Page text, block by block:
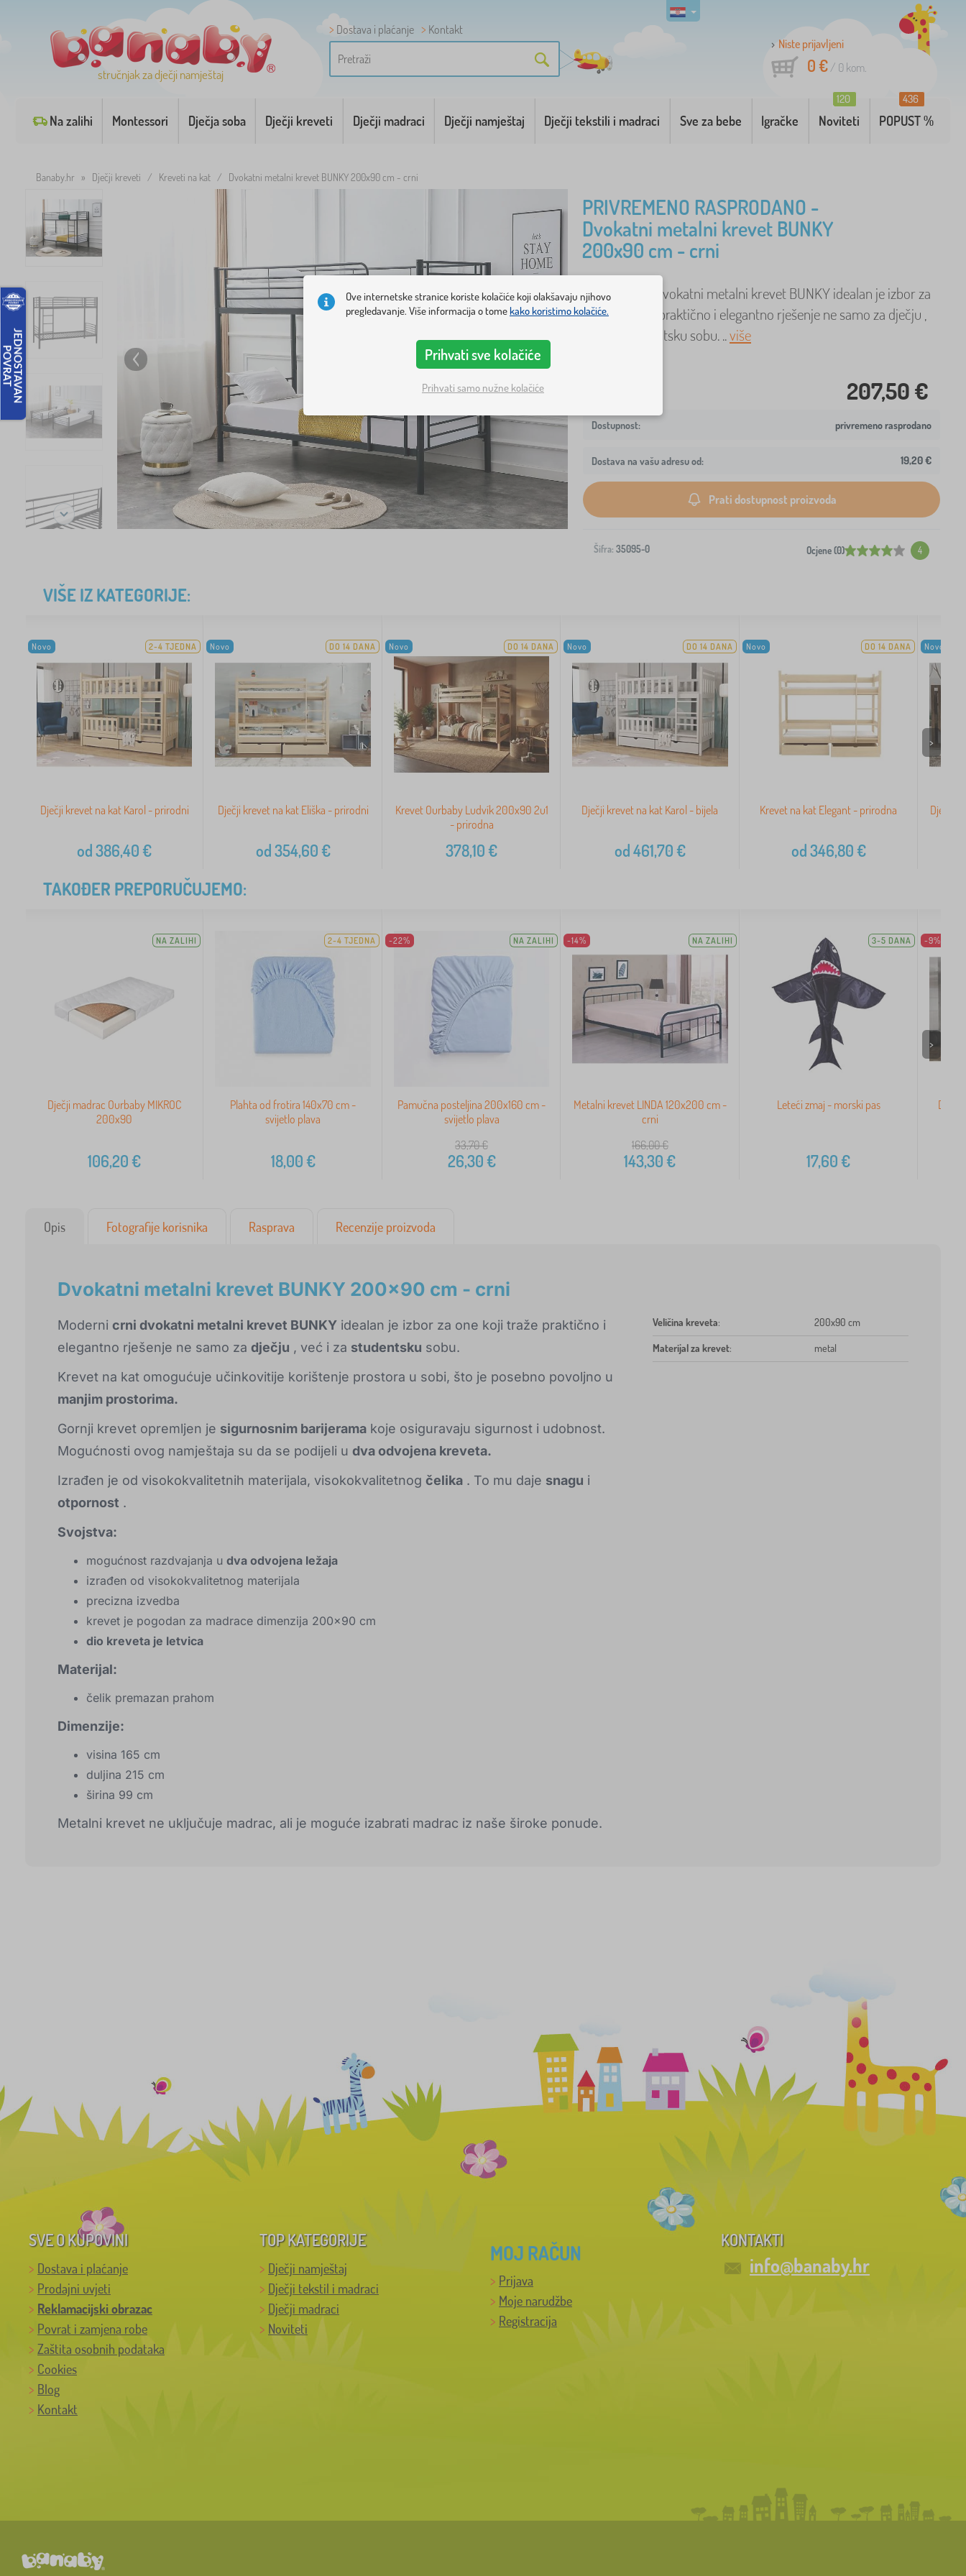
stručnjak za dječji namještaj
Dostava i plaćanje
Kontakt
Niste prijavljeni
0 €/ 0 kom.
Na zalihi Montessori Dječja soba Dječji kreveti Dječji madraci Dječji namještaj Dječji tekstili i madraci Sve za bebe Igračke Noviteti
120
POPUST %
436
Banaby.hr » Dječji kreveti / Kreveti na kat / Dvokatni metalni krevet BUNKY 200x90 cm - crni
PRIVREMENO RASPRODANO -
Dvokatni metalni krevet BUNKY
200x90 cm - crni
Moderni crni dvokatni metalni krevet BUNKY idealan je izbor za
one koji traže praktično i elegantno rješenje ne samo za dječju ,
već i za studentsku sobu. ..više
207,50 €
privremeno rasprodano
Dostava na vašu adresu od: 19,20 €
Prati dostupnost proizvoda
Šifra: 35095-0 Ocjene (0) 4
VIŠE IZ KATEGORIJE:
Novo 2-4 TJEDNA
Dječji krevet na kat Karol - prirodni
od386,40€
Novo DO 14 DANA
Dječji krevet na kat Eliška - prirodni
od354,60€
Novo DO 14 DANA
Krevet Ourbaby Ludvík 200x90 2u1
- prirodna
378,10€
Novo DO 14 DANA
Dječji krevet na kat Karol - bijela
od461,70€
Novo DO 14 DANA
Krevet na kat Elegant - prirodna
od346,80€
Novo
Dječji
>
TAKOĐER PREPORUČUJEMO:
NA ZALIHI
Dječji madrac Ourbaby MIKROC
200x90
106,20€
2-4 TJEDNA
Plahta od frotira 140x70 cm -
svijetlo plava
18,00€
-22% NA ZALIHI
Pamučna posteljina 200x160 cm -
svijetlo plava
33,70€
26,30€
-14% NA ZALIHI
Metalni krevet LINDA 120x200 cm -
crni
166,00€
143,30€
3-5 DANA
Leteći zmaj - morski pas
17,60€
-9%
Dječji
>
Opis Fotografije korisnika Rasprava Recenzije proizvoda
Dvokatni metalni krevet BUNKY 200x90 cm - crni
Moderni crni dvokatni metalni krevet BUNKY idealan je izbor za one koji traže praktično i
elegantno rješenje ne samo za dječju , već i za studentsku sobu.
Krevet na kat omogućuje učinkovitije korištenje prostora u sobi, što je posebno povoljno u
manjim prostorima.
Gornji krevet opremljen je sigurnosnim barijerama koje osiguravaju sigurnost i udobnost.
Mogućnosti ovog namještaja su da se podijeli u dva odvojena kreveta.
Izrađen je od visokokvalitetnih materijala, visokokvalitetnog čelika . To mu daje snagu i
otpornost .
Svojstva:
mogućnost razdvajanja u dva odvojena ležaja
izrađen od visokokvalitetnog materijala
precizna izvedba
krevet je pogodan za madrace dimenzija 200x90 cm
dio kreveta je letvica
Materijal:
čelik premazan prahom
Dimenzije:
visina 165 cm
duljina 215 cm
širina 99 cm
Metalni krevet ne uključuje madrac, ali je moguće izabrati madrac iz naše široke ponude.
Veličina kreveta: 200x90 cm
Materijal za krevet: metal
SVE O KUPOVINI
Dostava i plaćanje
Prodajni uvjeti
Reklamacijski obrazac
Povrat i zamjena robe
Zaštita osobnih podataka
Cookies
Blog
Kontakt
TOP KATEGORIJE
Dječji namještaj
Dječji tekstil i madraci
Dječji madraci
Noviteti
MOJ RAČUN
Prijava
Moje narudžbe
Registracija
KONTAKTI
info@banaby.hr
Ove internetske stranice koriste kolačiće koji olakšavaju njihovo
pregledavanje. Više informacija o tomekako koristimo kolačiće.
Prihvati sve kolačiće
Prihvati samo nužne kolačiće